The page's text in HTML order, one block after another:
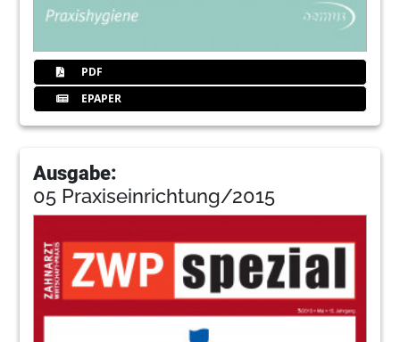
PDF
EPAPER
Ausgabe:
05 Praxiseinrichtung/2015